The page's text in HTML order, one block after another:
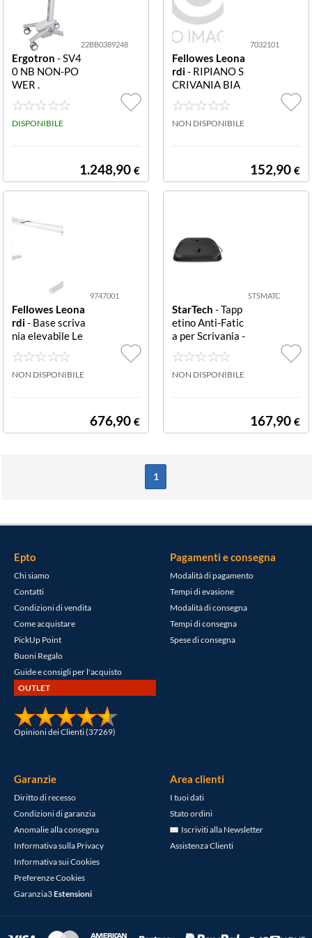
22BB0389248
Ergotron - SV4
0 NB NON-PO
WER .
DISPONIBILE
1.248,90 €
7032101
Fellowes Leona
rdi- RIPIANO S
CRIVANIA BIA
NCO 1000X80
0MM 7032101
RIPIANO SCRIV
NON DISPONIBILE
152,90 €
9747001
Fellowes Leona
rdi- Base scriva
nia elevabile Le
vado 9747001
NON DISPONIBILE
676,90 €
STSMATC
StarTech - Tapp
etino Anti-Fatic
a per Scrivania -
Stand Attivo ST
SMATC Tappeti
no Anti-Fatica p
NON DISPONIBILE
167,90 €
1
Epto
Chi siamo
Contatti
Condizioni di vendita
Come acquistare
PickUp Point
Buoni Regalo
Guide e consigli per l'acquisto
OUTLET
Opinioni dei Clienti (37269)
Pagamenti e consegna
Modalità di pagamento
Tempi di evasione
Modalità di consegna
Tempi di consegna
Spese di consegna
Garanzie
Diritto di recesso
Condizioni di garanzia
Anomalie alla consegna
Informativa sulla Privacy
Informativa sui Cookies
Preferenze Cookies
Garanzia3Estensioni
Area clienti
I tuoi dati
Stato ordini
Iscriviti alla Newsletter
Assistenza Clienti